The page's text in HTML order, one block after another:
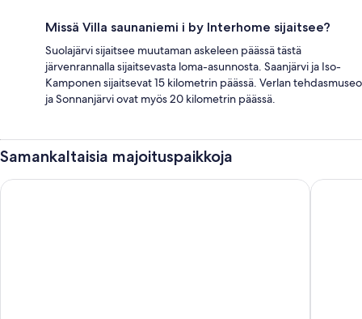
Missä Villa saunaniemi i by Interhome sijaitsee?
Suolajärvi sijaitsee muutaman askeleen päässä tästä
järvenrannalla sijaitsevasta loma-asunnosta. Saanjärvi ja Iso-
Kamponen sijaitsevat 15 kilometrin päässä. Verlan tehdasmuseo
ja Sonnanjärvi ovat myös 20 kilometrin päässä.
Samankaltaisia majoituspaikkoja
Villa Anna Villa